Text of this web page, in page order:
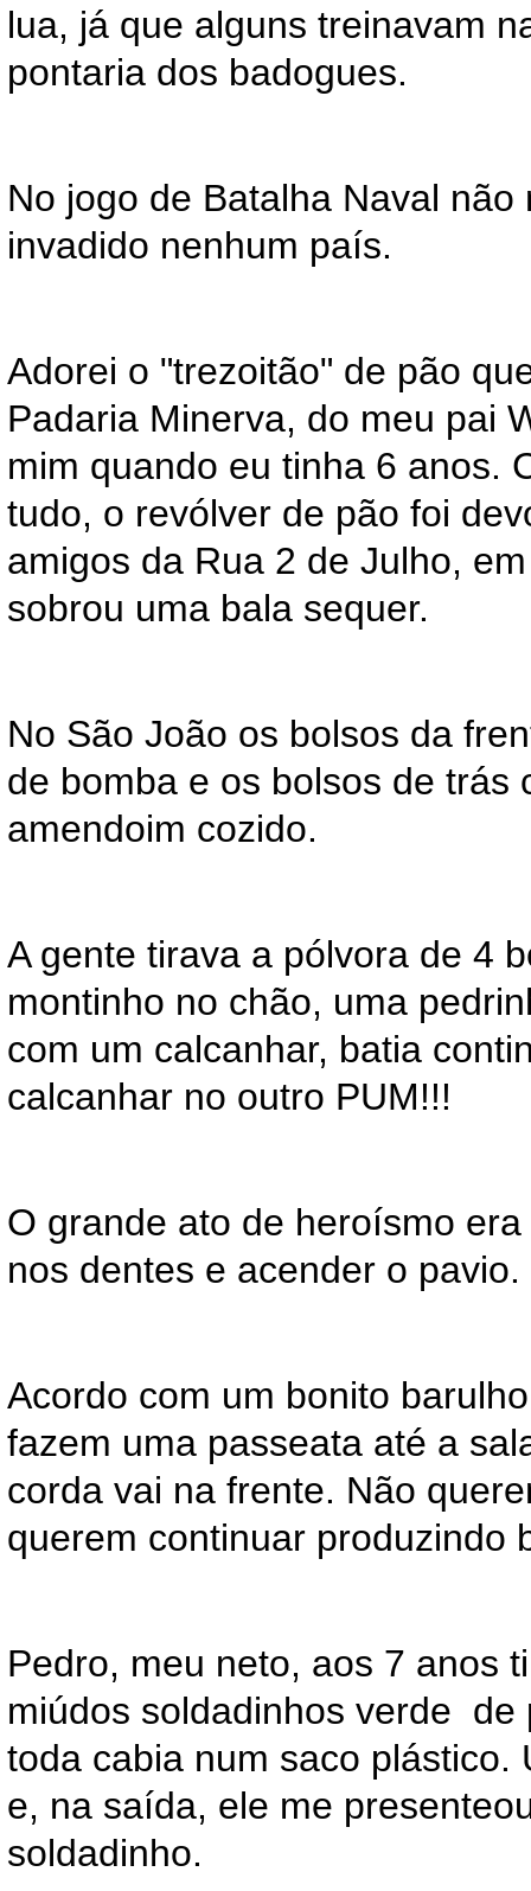
lua, já que alguns treinavam
pontaria dos badogues.
No jogo de Batalha Naval
invadido nenhum país.
Adorei o "trezoitão" de pão
Padaria Minerva, do meu pai
mim quando eu tinha 6 anos.
tudo, o revólver de pão foi
amigos da Rua 2 de Julho,
sobrou uma bala sequer.
No São João os bolsos da
de bomba e os bolsos de trás
amendoim cozido.
A gente tirava a pólvora de 4
montinho no chão, uma
com um calcanhar, batia
calcanhar no outro PUM!!!
O grande ato de heroísmo
nos dentes e acender o pavio.
Acordo com um bonito
fazem uma passeata até a
corda vai na frente. Não
querem continuar produzindo
Pedro, meu neto, aos 7 anos
miúdos soldadinhos verde de
toda cabia num saco plástico.
e, na saída, ele me
soldadinho.